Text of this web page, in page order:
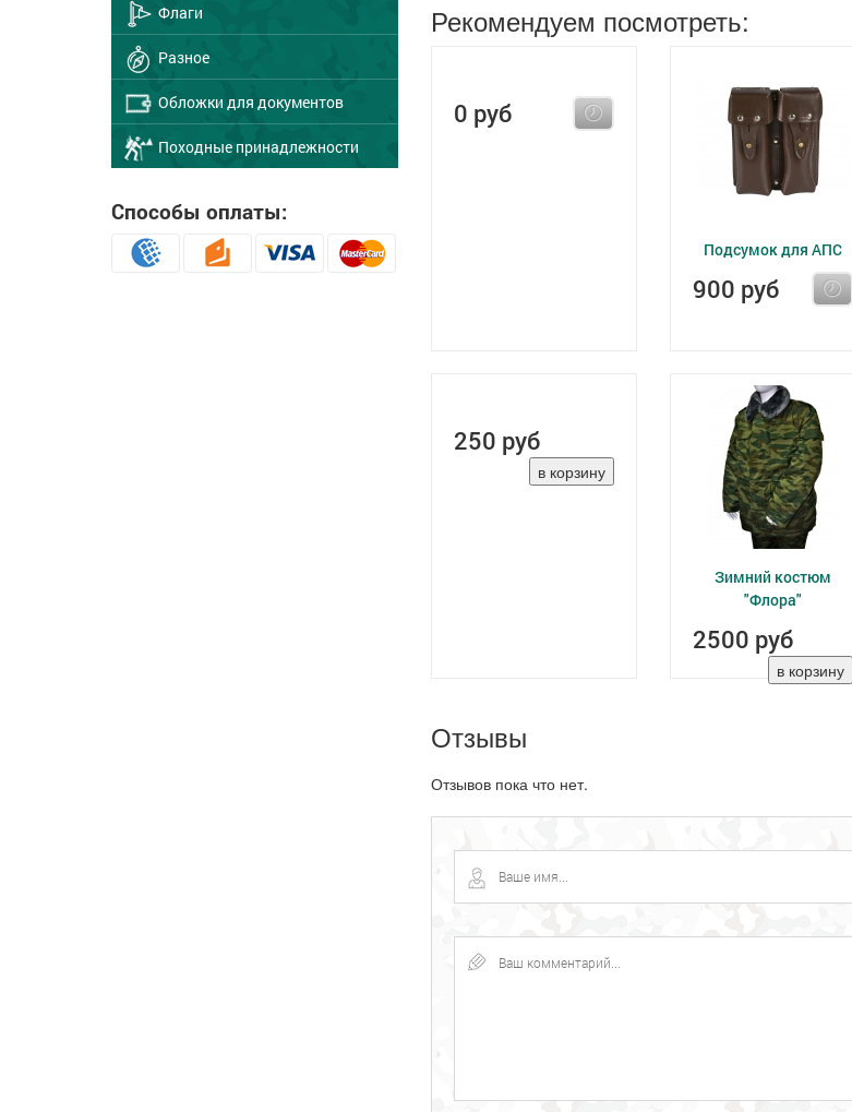
Флаги
Разное
Обложки для документов
Походные принадлежности
Способы оплаты:
Рекомендуем посмотреть:
0 руб
Подсумок для АПС
900 руб
250 руб
Зимний костюм
"Флора"
2500 руб
Отзывы
Отзывов пока что нет.